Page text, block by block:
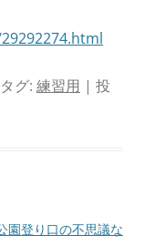
グ: 練習用 | 投
園登り口の不思議な